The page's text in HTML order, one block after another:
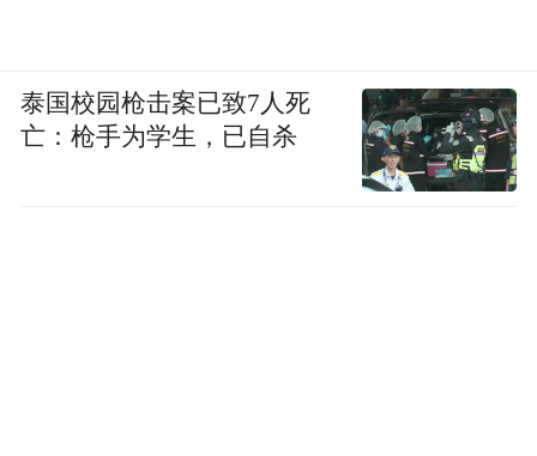
泰国校园枪击案已致7人死
亡：枪手为学生，已自杀